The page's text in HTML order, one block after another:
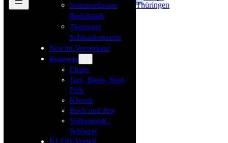
Sommertheater
Rudolstadt
Thüringer
Schlosskonzerte
Neu im Vorverkauf
Konzerte
Chöre
Jazz, Blues, Soul,
Folk
Klassik
Rock und Pop
Volksmusik /
Schlager